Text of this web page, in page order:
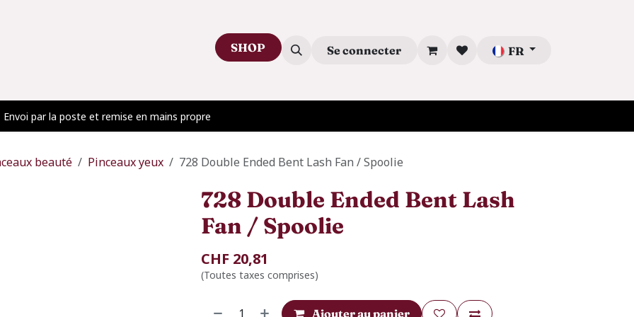
SHOP Se connecter FR
Envoi par la poste et remise en mains propre
beauté Pinceaux yeux 728 Double Ended Bent Lash Fan / Spoolie
728 Double Ended Bent Lash
Fan / Spoolie
CHF 20,81
(Toutes taxes comprises)
Ajouter au panier